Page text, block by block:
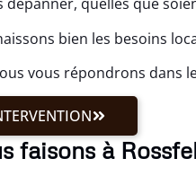
bien les besoins
vous répondrons dans
faisons à